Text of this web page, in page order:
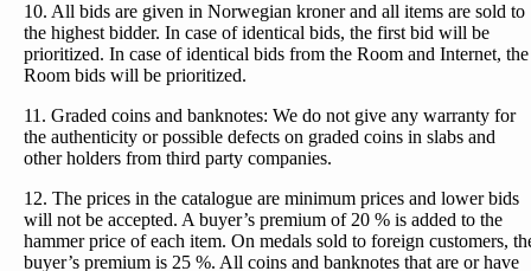
10. All bids are given in Norwegian kroner and all items are sold to
the highest bidder. In case of identical bids, the first bid will be
prioritized. In case of identical bids from the Room and Internet, the
Room bids will be prioritized.
11. Graded coins and banknotes: We do not give any warranty for
the authenticity or possible defects on graded coins in slabs and
other holders from third party companies.
12. The prices in the catalogue are minimum prices and lower bids
will not be accepted. A buyer’s premium of 20 % is added to the
hammer price of each item. On medals sold to foreign customers,
buyer’s premium is 25 %. All coins and banknotes that are or have